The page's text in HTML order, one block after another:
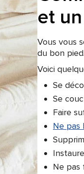
et
Vous vous
du bon pied.
Voici
Se
Se
Faire
Ne pas
Ne pas